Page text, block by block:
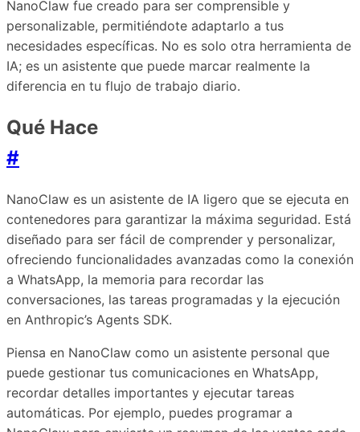
NanoClaw fue creado para ser comprensible y
personalizable, permitiéndote adaptarlo a tus
necesidades específicas. No es solo otra herramienta de
IA; es un asistente que puede marcar realmente la
diferencia en tu flujo de trabajo diario.
Qué Hace
#
NanoClaw es un asistente de IA ligero que se ejecuta en
contenedores para garantizar la máxima seguridad. Está
diseñado para ser fácil de comprender y personalizar,
ofreciendo funcionalidades avanzadas como la conexión
a WhatsApp, la memoria para recordar las
conversaciones, las tareas programadas y la ejecución
en Anthropic’s Agents SDK.
Piensa en NanoClaw como un asistente personal que
puede gestionar tus comunicaciones en WhatsApp,
recordar detalles importantes y ejecutar tareas
automáticas. Por ejemplo, puedes programar a